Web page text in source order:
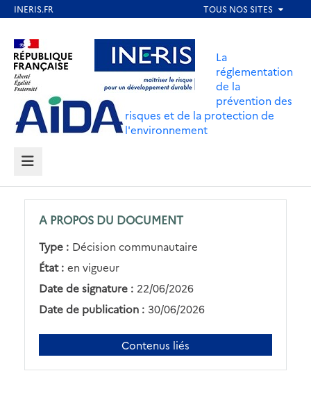
contenu
principal
Aller au contenu Aller au menu
Aller au pied de page
La
réglementation
de la
prévention des
risques et de la protection de
l'environnement
MENU
A PROPOS DU DOCUMENT
Type : Décision communautaire
État : en vigueur
Date de signature : 22/06/2026
Date de publication : 30/06/2026
Contenus liés